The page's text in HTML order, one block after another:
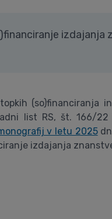
izdajanja
(so)financiranja
list RS, št. 166/
v letu 2025
izdajanja